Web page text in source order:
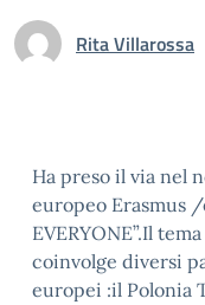
Rita Villarossa
Ha preso il via nel
europeo Erasmus
EVERYONE”.Il
coinvolge diversi
europei :il Polonia